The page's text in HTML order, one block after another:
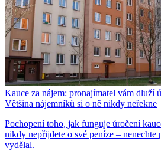
Kauce za nájem: pronajímatel vám dluží
Většina nájemníků si o ně nikdy neřekne
Pochopení toho, jak funguje úročení
nikdy nepřijdete o své peníze – nenechte
vydělal.